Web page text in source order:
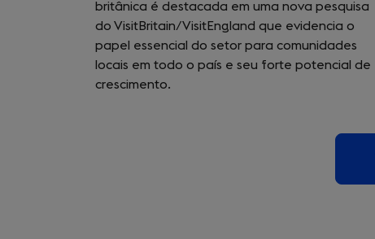
britânica é destacada em uma nova pesquisa
do VisitBritain/VisitEngland que evidencia o
papel essencial do setor para comunidades
locais em todo o país e seu forte potencial de
crescimento.